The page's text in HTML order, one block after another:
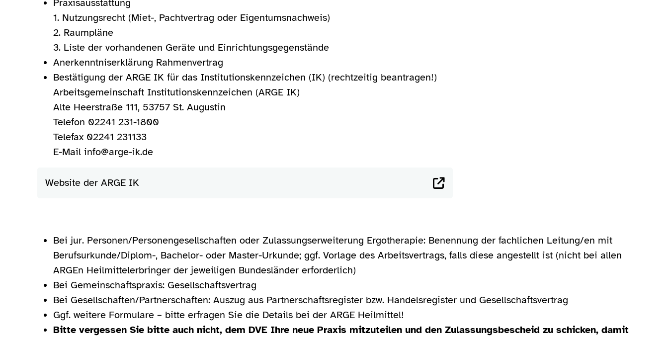
Praxisausstattung
1. Nutzungsrecht (Miet-, Pachtvertrag oder Eigentumsnachweis)
2. Raumpläne
3. Liste der vorhandenen Geräte und Einrichtungsgegenstände
Anerkenntniserklärung Rahmenvertrag
Bestätigung der ARGE IK für das Institutionskennzeichen (IK) (rechtzeitig beantragen!)
Arbeitsgemeinschaft Institutionskennzeichen (ARGE IK)
Alte Heerstraße 111, 53757 St. Augustin
Telefon 02241 231-1800
Telefax 02241 231133
E-Mail info@arge-ik.de
Website der ARGE IK
Bei jur. Personen/Personengesellschaften oder Zulassungserweiterung Ergotherapie: Benennung der fachlichen Leitung/en mit
Berufsurkunde/Diplom-, Bachelor- oder Master-Urkunde; ggf. Vorlage des Arbeitsvertrags, falls diese angestellt ist (nicht bei allen
ARGEn Heilmittelerbringer der jeweiligen Bundesländer erforderlich)
Bei Gemeinschaftspraxis: Gesellschaftsvertrag
Bei Gesellschaften/Partnerschaften: Auszug aus Partnerschaftsregister bzw. Handelsregister und Gesellschaftsvertrag
Ggf. weitere Formulare – bitte erfragen Sie die Details bei der ARGE Heilmittel!
Bitte vergessen Sie bitte auch nicht, dem DVE Ihre neue Praxis mitzuteilen und den Zulassungsbescheid zu schicken, damit